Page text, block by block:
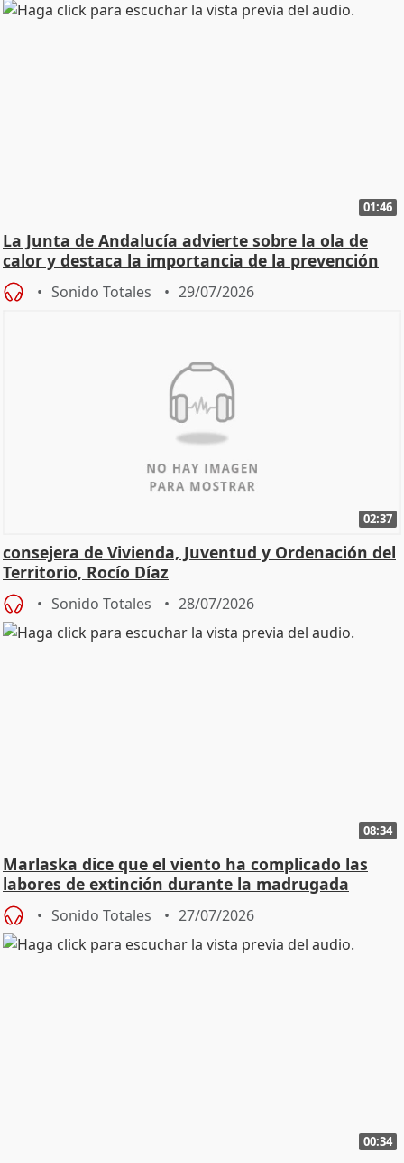
01:46
La Junta de Andalucía advierte sobre la ola de
calor y destaca la importancia de la prevención
Sonido Totales 29/07/2026
02:37
consejera de Vivienda, Juventud y Ordenación del
Territorio, Rocío Díaz
Sonido Totales 28/07/2026
08:34
Marlaska dice que el viento ha complicado las
labores de extinción durante la madrugada
Sonido Totales 27/07/2026
00:34